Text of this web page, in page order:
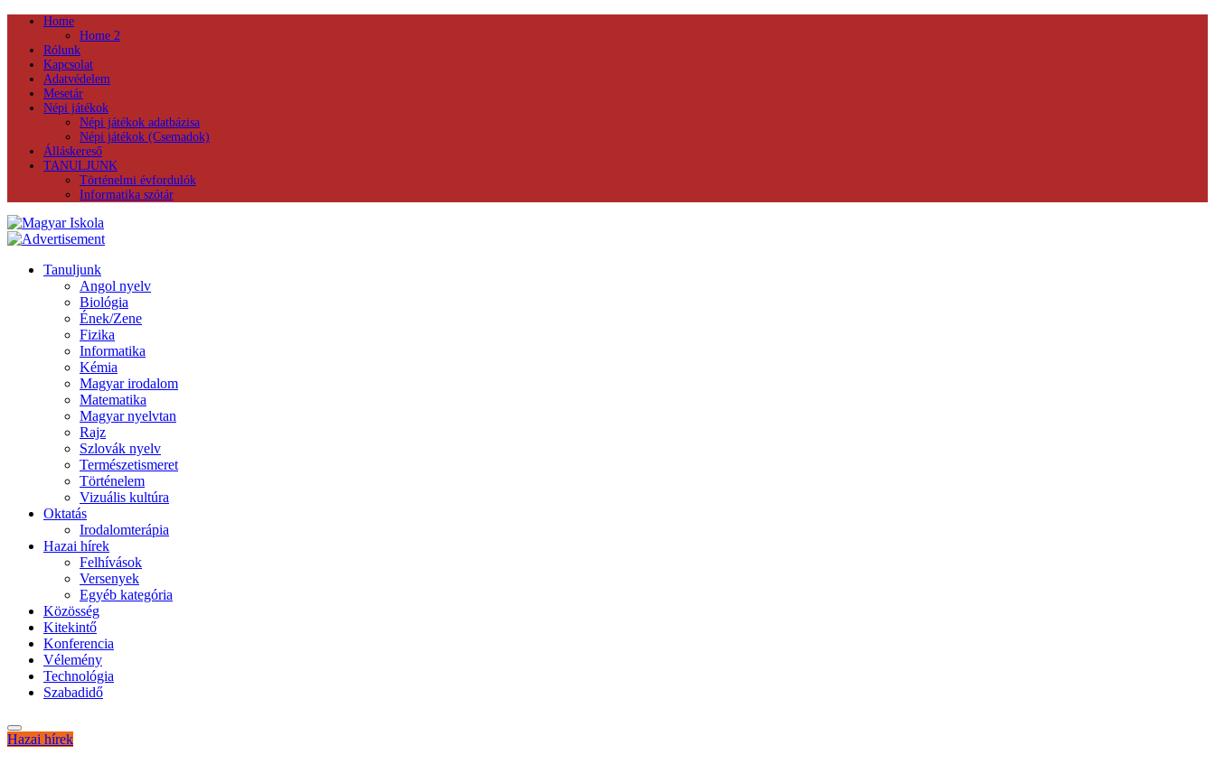
Home
Home 2
Rólunk
Kapcsolat
Adatvédelem
Mesetár
Népi játékok
Népi játékok adatbázisa
Népi játékok (Csemadok)
Álláskereső
TANULJUNK
Történelmi évfordulók
Informatika szótár
Tanuljunk
Angol nyelv
Biológia
Ének/Zene
Fizika
Informatika
Kémia
Magyar irodalom
Matematika
Magyar nyelvtan
Rajz
Szlovák nyelv
Természetismeret
Történelem
Vizuális kultúra
Oktatás
Irodalomterápia
Hazai hírek
Felhívások
Versenyek
Egyéb kategória
Közösség
Kitekintő
Konferencia
Vélemény
Technológia
Szabadidő
Hazai hírek